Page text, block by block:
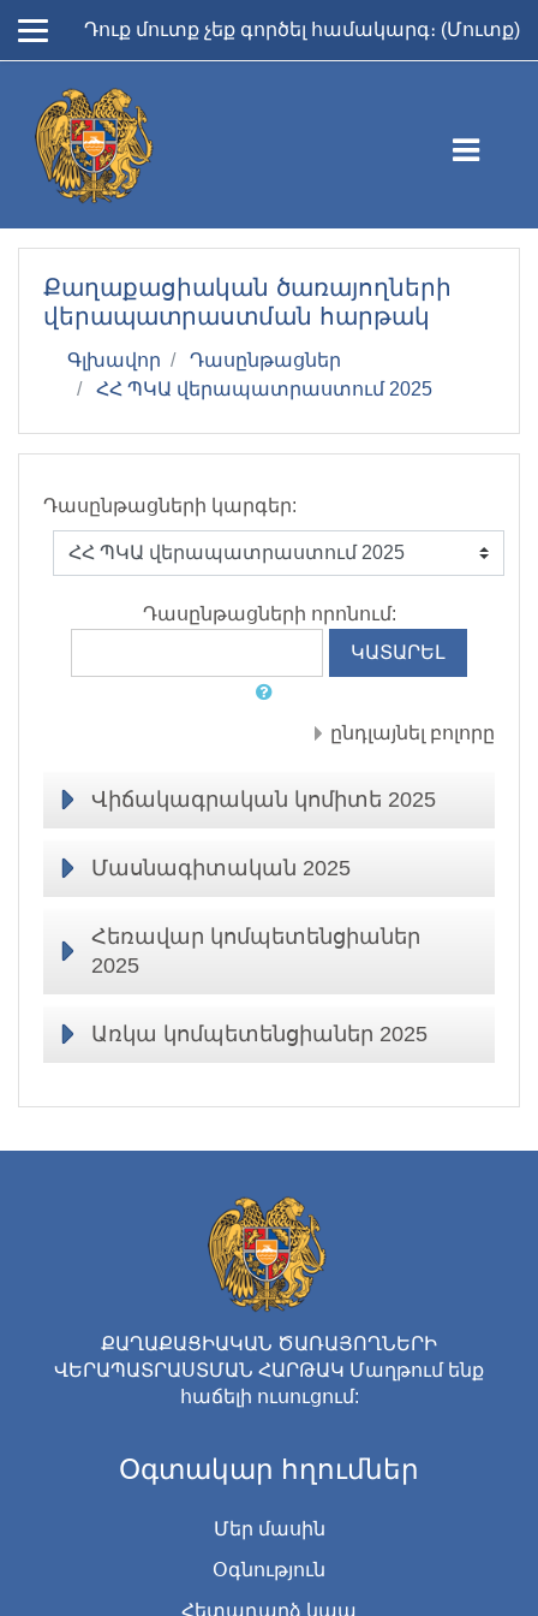
Դուք մուտք չեք գործել համակարգ։ (Մուտք)
Քաղաքացիական ծառայողների
վերապատրաստման հարթակ
Գլխավոր
Դասընթացներ
ՀՀ ՊԿԱ վերապատրաստում 2025
Դասընթացների կարգեր:
ընդլայնել բոլորը
Վիճակագրական կոմիտե 2025
Մասնագիտական 2025
Հեռավար կոմպետենցիաներ
2025
Առկա կոմպետենցիաներ 2025
ՔԱՂԱՔԱՑԻԱԿԱՆ ԾԱՌԱՅՈՂՆԵՐԻ
ՎԵՐԱՊԱՏՐԱՍՏՄԱՆ ՀԱՐԹԱԿ Մաղթում ենք
հաճելի ուսուցում:
Օգտակար հղումներ
Մեր մասին
Օգնություն
Հետադարձ կապ